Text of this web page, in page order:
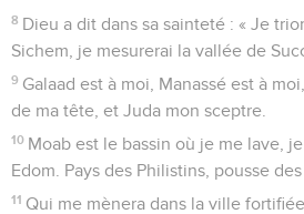
8 Dieu a dit dans sa sainteté : « Je
Sichem, je mesurerai la vallée de
9 Galaad est à moi, Manassé est à
de ma tête, et Juda mon sceptre.
10 Moab est le bassin où je me lave,
Edom. Pays des Philistins, pousse
11 Qui me mènera dans la ville